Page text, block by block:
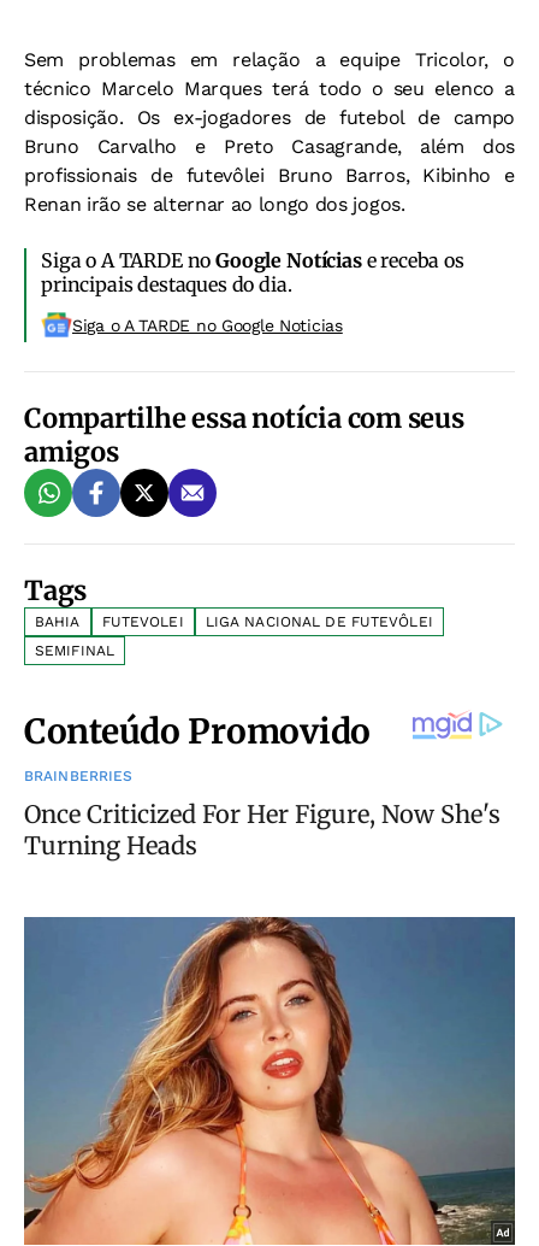
Sem problemas em relação a equipe Tricolor, o
técnico Marcelo Marques terá todo o seu elenco a
disposição. Os ex-jogadores de futebol de campo
Bruno Carvalho e Preto Casagrande, além dos
profissionais de futevôlei Bruno Barros, Kibinho e
Renan irão se alternar ao longo dos jogos.
Siga o A TARDE noGoogle Notíciase receba os
principais destaques do dia.
Siga o A TARDE no Google Noticias
Compartilhe essa notícia com seus
amigos
Tags
BAHIA FUTEVOLEI
LIGA NACIONAL DE FUTEVÔLEI
SEMIFINAL